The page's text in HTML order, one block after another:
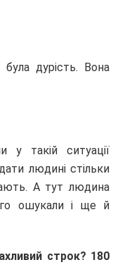
дурість. Вона
такій ситуації
людині стільки
А тут людина
ошукали і ще й
строк? 180